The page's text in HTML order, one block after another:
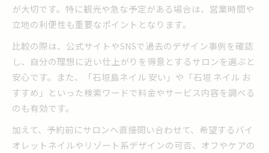
が大切です。特に観光や急な予定がある場合は、営業時間や
立地の利便性も重要なポイントとなります。
比較の際は、公式サイトやSNSで過去のデザイン事例を確認
し、自分の理想に近い仕上がりを得意とするサロンを選ぶと
安心です。また、「石垣島ネイル 安い」や「石垣 ネイル お
すすめ」といった検索ワードで料金やサービス内容を調べる
のも有効です。
加えて、予約前にサロンへ直接問い合わせて、希望するバイ
オレットネイルやリゾート系デザインの可否、オフやケアの